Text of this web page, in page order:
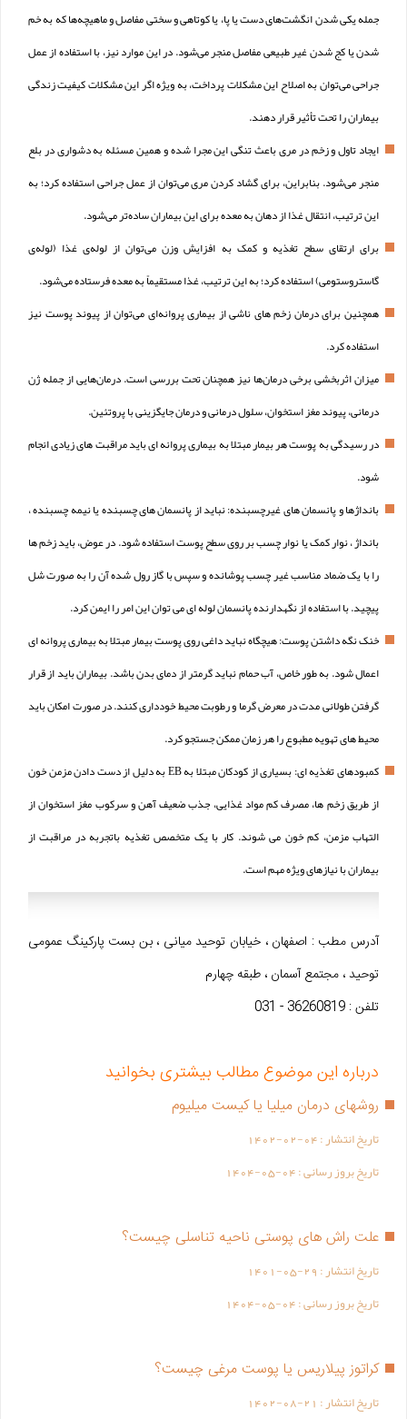
جمله یکی شدن انگشت‌های دست یا پا، یا کوتاهی و سختی مفاصل و ماهیچه‌ها که به خم
شدن یا کج شدن غیر طبیعی مفاصل منجر می‌شود. در این موارد نیز، با استفاده از عمل
جراحی می‌توان به اصلاح این مشکلات پرداخت، به ویژه اگر این مشکلات کیفیت زندگی
بیماران را تحت تأثیر قرار دهند.
ایجاد تاول و زخم در مری باعث تنگی این مجرا شده و همین مسئله به دشواری در بلع
منجر می‌شود. بنابراین، برای گشاد کردن مری می‌توان از عمل جراحی استفاده کرد؛ به
این ترتیب، انتقال غذا از دهان به معده برای این بیماران ساده‌تر می‌شود.
برای ارتقای سطح تغذیه و کمک به افزایش وزن می‌توان از لوله‌ی غذا (لوله‌ی
گاستروستومی) استفاده کرد؛ به این ترتیب، غذا مستقیماً به معده فرستاده می‌شود.
همچنین برای درمان زخم‌ های ناشی از بیماری پروانه‌ای می‌توان از پیوند پوست نیز
استفاده کرد.
میزان اثربخشی برخی درمان‌ها نیز همچنان تحت بررسی است. درمان‌هایی از جمله ژن
درمانی، پیوند مغز استخوان، سلول درمانی و درمان جایگزینی با پروتئین.
در رسیدگی به پوست هر بیمار مبتلا به بیماری پروانه ای باید مراقبت های زیادی انجام
شود.
بانداژها و پانسمان های غیرچسبنده: نباید از پانسمان های چسبنده یا نیمه چسبنده ،
بانداژ ، نوار کمک یا نوار چسب بر روی سطح پوست استفاده شود. در عوض، باید زخم ها
را با یک ضماد مناسب غیر چسب پوشانده و سپس با گاز رول شده آن را به صورت شل
پیچید. با استفاده از نگهدارنده پانسمان لوله ای می توان این امر را ایمن کرد.
خنک نگه داشتن پوست: هیچگاه نباید داغی روی پوست بیمار مبتلا به بیماری پروانه ای
اعمال شود. به طور خاص، آب حمام نباید گرمتر از دمای بدن باشد. بیماران باید از قرار
گرفتن طولانی مدت در معرض گرما و رطوبت محیط خودداری کنند. در صورت امکان باید
محیط های تهویه مطبوع را هر زمان ممکن جستجو کرد.
کمبودهای تغذیه ای: بسیاری از کودکان مبتلا به EB به دلیل از دست دادن مزمن خون
از طریق زخم ها، مصرف کم مواد غذایی، جذب ضعیف آهن و سرکوب مغز استخوان از
التهاب مزمن، کم خون می شوند. کار با یک متخصص تغذیه باتجربه در مراقبت از
بیماران با نیازهای ویژه مهم است.
آدرس مطب : اصفهان ، خیابان توحید میانی ، بن بست پارکینگ عمومی
توحید ، مجتمع آسمان ، طبقه چهارم
تلفن : 36260819 - 031
درباره این موضوع مطالب بیشتری بخوانید
روشهای درمان میلیا یا کیست میلیوم
تاریخ انتشار :1402-02-04
تاریخ بروز رسانی :1404-05-04
علت راش های پوستی ناحیه تناسلی چیست؟
تاریخ انتشار :1401-05-29
تاریخ بروز رسانی :1404-05-04
کراتوز پیلاریس یا پوست مرغی چیست؟
تاریخ انتشار : 1402-08-21